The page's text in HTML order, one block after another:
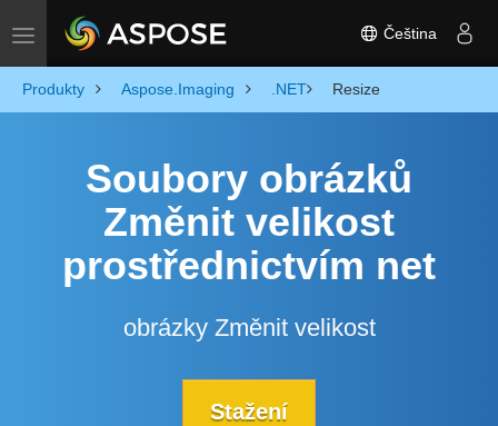
Toggle navigation Čeština
Produkty Aspose.Imaging .NET Resize
Soubory obrázků
Změnit velikost
prostřednictvím net
obrázky Změnit velikost
Stažení